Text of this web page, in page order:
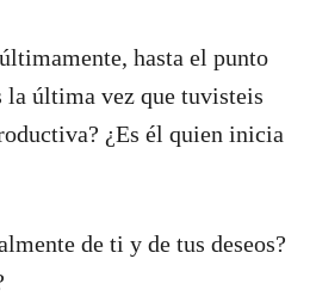
hasta el punto
la última vez que tuvisteis
¿Es él quien inicia
de ti y de tus deseos?